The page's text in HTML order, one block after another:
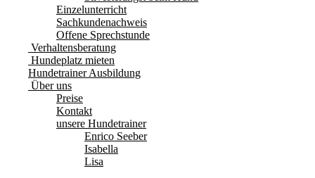
Einzelunterricht
Sachkundenachweis
Offene Sprechstunde
Verhaltensberatung
Hundeplatz mieten
Hundetrainer Ausbildung
Über uns
Preise
Kontakt
unsere Hundetrainer
Enrico Seeber
Isabella
Lisa